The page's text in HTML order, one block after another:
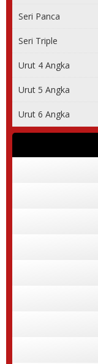
Seri Panca
Seri Triple
Urut 4 Angka
Urut 5 Angka
Urut 6 Angka